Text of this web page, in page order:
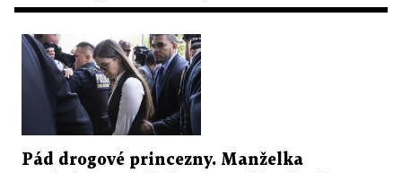
Pád drogové princezny. Manželka